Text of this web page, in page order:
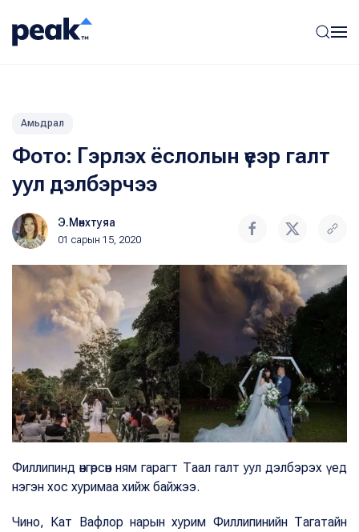
Амьдрал
Фото: Гэрлэх ёслолын үеэр галт
уул дэлбэрчээ
Э.Мөнхтуяа
01 сарын 15, 2020
Филлипинд өнгөрсөн ням гарагт Таал галт уул дэлбэрэх үед
нэгэн хос хуримаа хийж байжээ.
Чино, Кат Вафлор нарын хурим Филлипинийн Тагатайн